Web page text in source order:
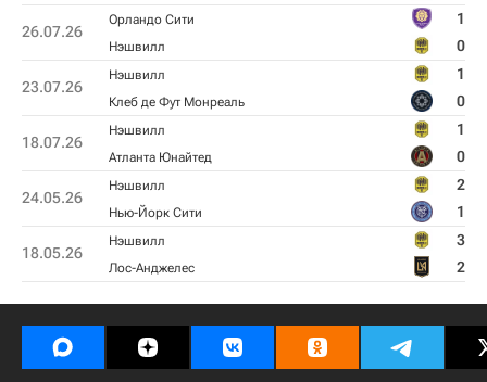
26.07.26
Орландо Сити 1
Нэшвилл 0
23.07.26
Нэшвилл 1
Клеб де Фут Монреаль 0
18.07.26
Нэшвилл 1
Атланта Юнайтед 0
24.05.26
Нэшвилл 2
Нью-Йорк Сити 1
18.05.26
Нэшвилл 3
Лос-Анджелес 2